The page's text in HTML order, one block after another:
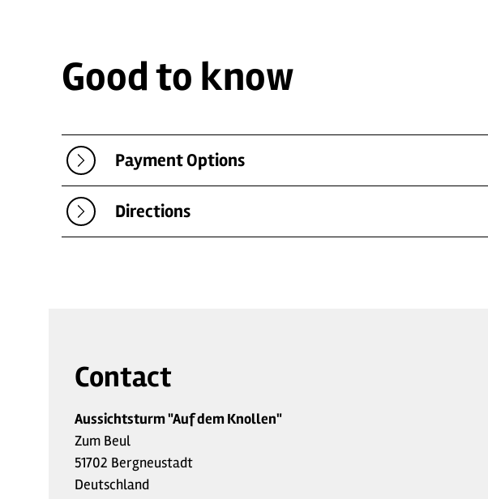
Good to know
Payment Options
Directions
Contact
Aussichtsturm "Auf dem Knollen"
Zum Beul
51702 Bergneustadt
Deutschland